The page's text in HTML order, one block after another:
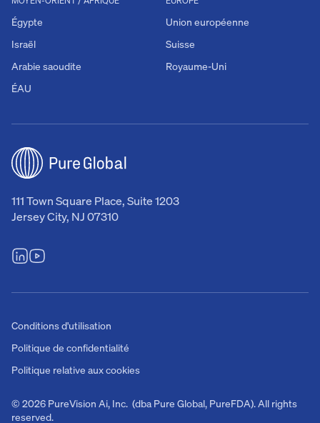
111 Town Square Place, Suite 1203
Jersey City, NJ 07310
Union européenne
Suisse
Royaume-Uni
Égypte
Israël
Arabie saoudite
ÉAU
© 2026 PureVision Ai, Inc. (dba Pure Global, PureFDA). All rights
reserved.
Conditions d'utilisation
Politique de confidentialité
Politique relative aux cookies